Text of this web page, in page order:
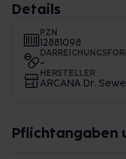
Details
PZN
12881098
-
HERSTELLER
ARCANA Dr.
Pflichtangaben